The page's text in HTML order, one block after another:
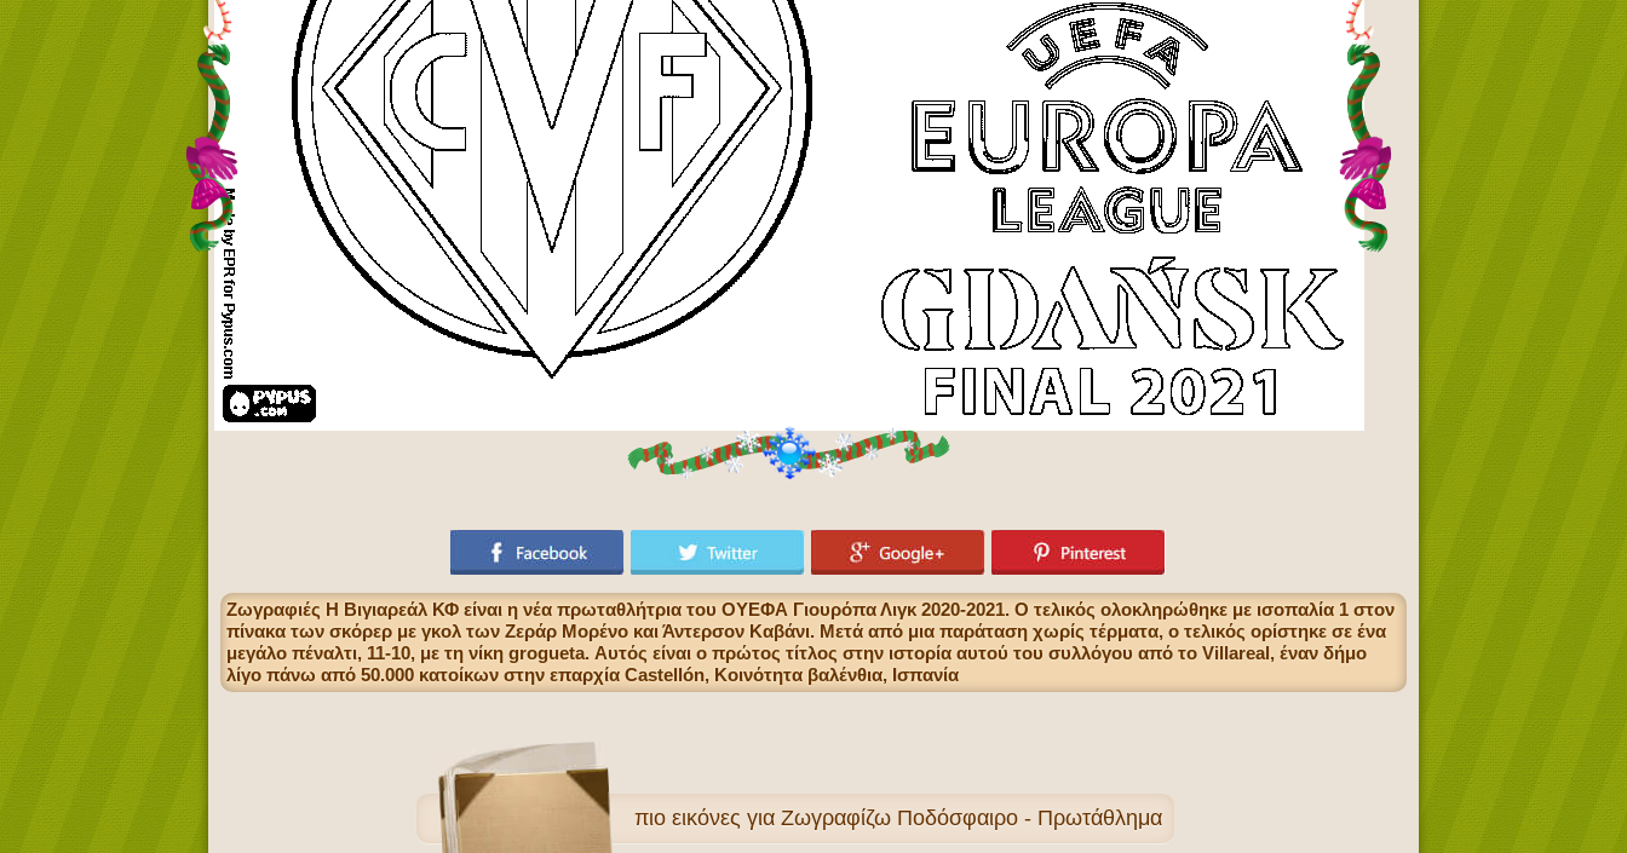
Ζωγραφιές Η Βιγιαρεάλ ΚΦ είναι η νέα πρωταθλήτρια του ΟΥΕΦΑ Γιουρόπα Λιγκ 2020-2021. Ο τελικός ολοκληρώθηκε με ισοπαλία 1 στον
πίνακα των σκόρερ με γκολ των Ζεράρ Μορένο και Άντερσον Καβάνι. Μετά από μια παράταση χωρίς τέρματα, ο τελικός ορίστηκε σε ένα
μεγάλο πέναλτι, 11-10, με τη νίκη grogueta. Αυτός είναι ο πρώτος τίτλος στην ιστορία αυτού του συλλόγου από το Villareal, έναν δήμο
λίγο πάνω από 50.000 κατοίκων στην επαρχία Castellón, Κοινότητα βαλένθια, Ισπανία
πιο εικόνες για Ζωγραφίζω Ποδόσφαιρο - Πρωτάθλημα